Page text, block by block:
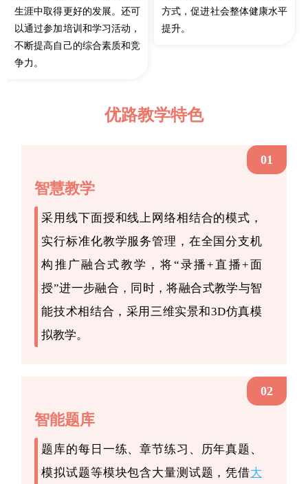
生涯中取得更好的发展。还可
以通过参加培训和学习活动，
不断提高自己的综合素质和竞
争力。
方式，促进社会整体健康水平
提升。
优路教学特色
01
智慧教学
采用线下面授和线上网络相结合的模式，
实行标准化教学服务管理，在全国分支机
构推广融合式教学，将“录播+直播+面
授”进一步融合，同时，将融合式教学与智
能技术相结合，采用三维实景和3D仿真模
拟教学。
02
智能题库
题库的每日一练、章节练习、历年真题、
模拟试题等模块包含大量测试题，凭借大